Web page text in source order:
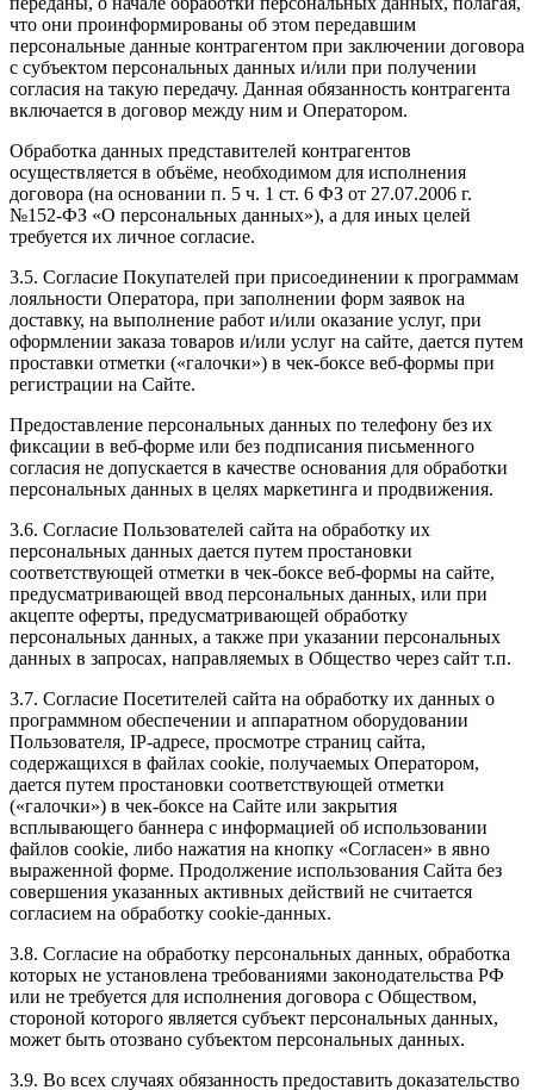
что они проинформированы об этом передавшим
персональные данные контрагентом при заключении договора
с субъектом персональных данных и/или при получении
согласия на такую передачу. Данная обязанность контрагента
включается в договор между ним и Оператором.
Обработка данных представителей контрагентов
осуществляется в объёме, необходимом для исполнения
договора (на основании п. 5 ч. 1 ст. 6 ФЗ от 27.07.2006 г.
№152-ФЗ «О персональных данных»), а для иных целей
требуется их личное согласие.
3.5. Согласие Покупателей при присоединении к программам
лояльности Оператора, при заполнении форм заявок на
доставку, на выполнение работ и/или оказание услуг, при
оформлении заказа товаров и/или услуг на сайте, дается путем
проставки отметки («галочки») в чек-боксе веб-формы при
регистрации на Сайте.
Предоставление персональных данных по телефону без их
фиксации в веб-форме или без подписания письменного
согласия не допускается в качестве основания для обработки
персональных данных в целях маркетинга и продвижения.
3.6. Согласие Пользователей сайта на обработку их
персональных данных дается путем простановки
соответствующей отметки в чек-боксе веб-формы на сайте,
предусматривающей ввод персональных данных, или при
акцепте оферты, предусматривающей обработку
персональных данных, а также при указании персональных
данных в запросах, направляемых в Общество через сайт т.п.
3.7. Согласие Посетителей сайта на обработку их данных о
программном обеспечении и аппаратном оборудовании
Пользователя, IP-адресе, просмотре страниц сайта,
содержащихся в файлах cookie, получаемых Оператором,
дается путем простановки соответствующей отметки
(«галочки») в чек-боксе на Сайте или закрытия
всплывающего баннера с информацией об использовании
файлов cookie, либо нажатия на кнопку «Согласен» в явно
выраженной форме. Продолжение использования Сайта без
совершения указанных активных действий не считается
согласием на обработку cookie-данных.
3.8. Согласие на обработку персональных данных, обработка
которых не установлена требованиями законодательства РФ
или не требуется для исполнения договора с Обществом,
стороной которого является субъект персональных данных,
может быть отозвано субъектом персональных данных.
3.9. Во всех случаях обязанность предоставить доказательство